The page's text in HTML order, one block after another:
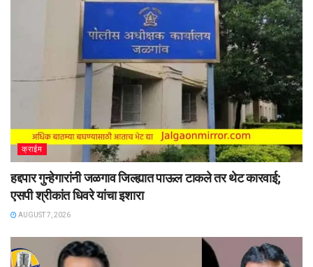
क्राईम
हद्दपार गुन्हेगारांनी जळगाव जिल्ह्यात पाऊल टाकले तर थेट कारवाई;
एसपी श्रीकांत धिवरे यांचा इशारा
AUGUST 7, 2026